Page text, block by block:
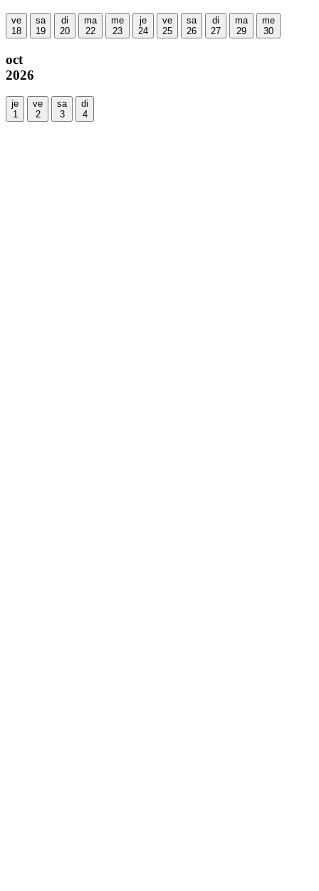
ve
18
sa
19
di
20
ma
22
me
23
je
24
ve
25
sa
26
di
27
ma
29
me
30
oct
2026
je
1
ve
2
sa
3
di
4